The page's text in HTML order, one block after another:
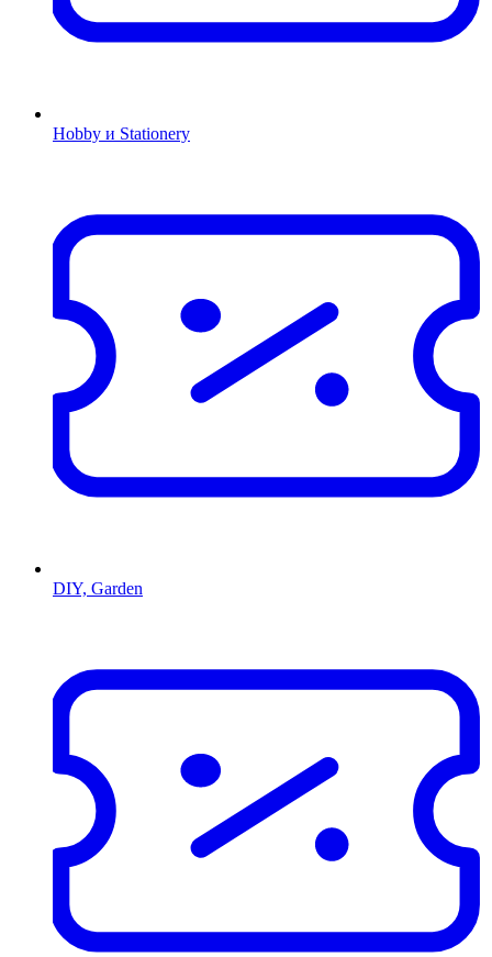
Hobby и Stationery
DIY, Garden